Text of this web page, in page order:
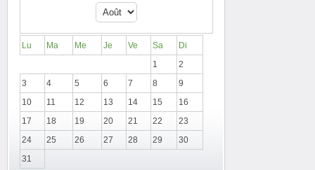
Lu Ma Me Je Ve Sa
Di
1
2
3
4 5 6 7 8
9
10
11 12 13 14 15
16
17
18 19 20 21 22
23
24
25 26 27 28 29
30
31